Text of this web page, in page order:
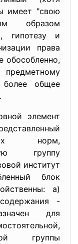
имеет "свою
образом
гипотезу и
права
обособленно,
более общее
элемент
норм,
группу
институт
блок
а)
-
для
группы